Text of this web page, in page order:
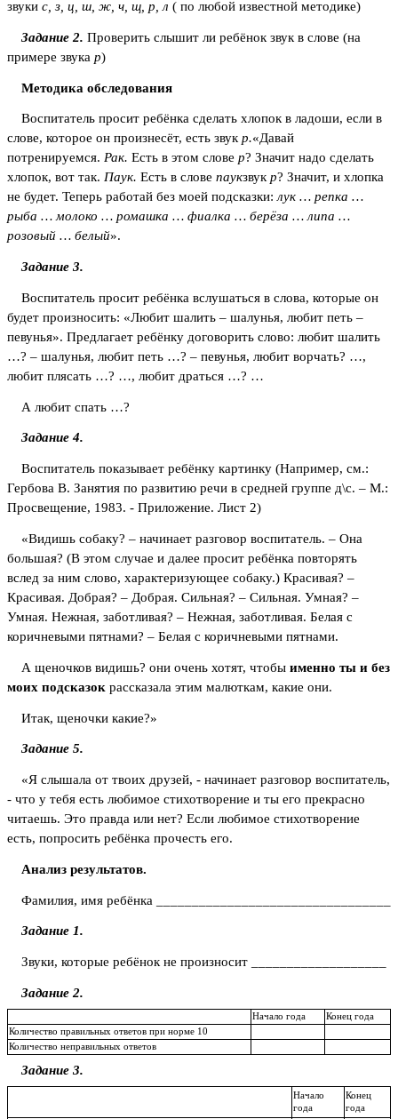
звуки с, з, ц, ш, ж, ч, щ, р, л ( по любой известной методике)
Задание 2. Проверить слышит ли ребёнок звук в слове (на
примере звука р)
Методика обследования
Воспитатель просит ребёнка сделать хлопок в ладоши, если в
слове, которое он произнесёт, есть звукр.«Давай
потренируемся. Рак. Есть в этом слове р? Значит надо сделать
хлопок, вот так. Паук. Есть в слове паукзвукр? Значит, и хлопка
не будет. Теперь работай без моей подсказки:лук … репка …
рыба … молоко … ромашка … фиалка … берёза … липа …
розовый … белый».
Задание 3.
Воспитатель просит ребёнка вслушаться в слова, которые он
будет произносить: «Любит шалить – шалунья, любит петь –
певунья». Предлагает ребёнку договорить слово: любит шалить
…? – шалунья, любит петь …? – певунья, любит ворчать? …,
любит плясать …? …, любит драться …? …
А любит спать …?
Задание 4.
Воспитатель показывает ребёнку картинку (Например, см.:
Гербова В. Занятия по развитию речи в средней группе д\с. – М.:
Просвещение, 1983. - Приложение. Лист 2)
«Видишь собаку? – начинает разговор воспитатель. – Она
большая? (В этом случае и далее просит ребёнка повторять
вслед за ним слово, характеризующее собаку.) Красивая? –
Красивая. Добрая? – Добрая. Сильная? – Сильная. Умная? –
Умная. Нежная, заботливая? – Нежная, заботливая. Белая с
коричневыми пятнами? – Белая с коричневыми пятнами.
А щеночков видишь? они очень хотят, чтобы именно ты и без
моих подсказок рассказала этим малюткам, какие они.
Итак, щеночки какие?»
Задание 5.
«Я слышала от твоих друзей, - начинает разговор воспитатель,
- что у тебя есть любимое стихотворение и ты его прекрасно
читаешь. Это правда или нет? Если любимое стихотворение
есть, попросить ребёнка прочесть его.
Анализ результатов.
Фамилия, имя ребёнка _________________________________
Задание 1.
Звуки, которые ребёнок не произносит ___________________
Задание 2.
Начало года
Конец года
Количество правильных ответов при норме 10
Количество неправильных ответов
Задание 3.
Начало
года
Конец
года